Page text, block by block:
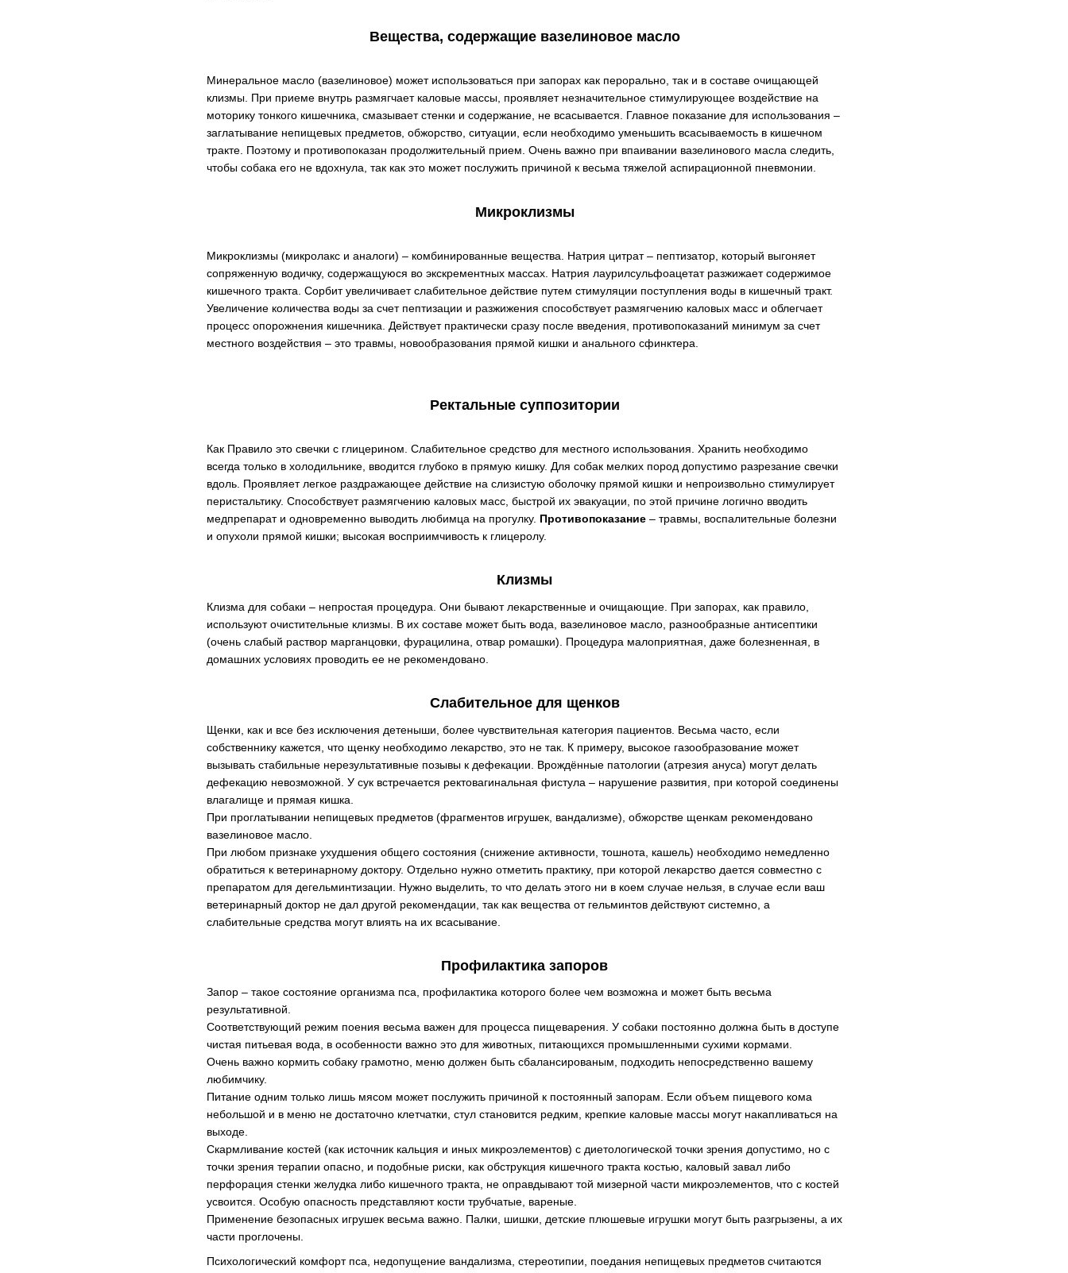
Вещества, содержащие вазелиновое масло
Минеральное масло (вазелиновое) может использоваться при запорах как перорально, так и в составе очищающей
клизмы. При приеме внутрь размягчает каловые массы, проявляет незначительное стимулирующее воздействие на
моторику тонкого кишечника, смазывает стенки и содержание, не всасывается. Главное показание для использования –
заглатывание непищевых предметов, обжорство, ситуации, если необходимо уменьшить всасываемость в кишечном
тракте. Поэтому и противопоказан продолжительный прием. Очень важно при впаивании вазелинового масла следить,
чтобы собака его не вдохнула, так как это может послужить причиной к весьма тяжелой аспирационной пневмонии.
Микроклизмы
Микроклизмы (микролакс и аналоги) – комбинированные вещества. Натрия цитрат – пептизатор, который выгоняет
сопряженную водичку, содержащуюся во экскрементных массах. Натрия лаурилсульфоацетат разжижает содержимое
кишечного тракта. Сорбит увеличивает слабительное действие путем стимуляции поступления воды в кишечный тракт.
Увеличение количества воды за счет пептизации и разжижения способствует размягчению каловых масс и облегчает
процесс опорожнения кишечника. Действует практически сразу после введения, противопоказаний минимум за счет
местного воздействия – это травмы, новообразования прямой кишки и анального сфинктера.
Ректальные суппозитории
Как Правило это свечки с глицерином. Слабительное средство для местного использования. Хранить необходимо
всегда только в холодильнике, вводится глубоко в прямую кишку. Для собак мелких пород допустимо разрезание свечки
вдоль. Проявляет легкое раздражающее действие на слизистую оболочку прямой кишки и непроизвольно стимулирует
перистальтику. Способствует размягчению каловых масс, быстрой их эвакуации, по этой причине логично вводить
медпрепарат и одновременно выводить любимца на прогулку. Противопоказание – травмы, воспалительные болезни
и опухоли прямой кишки; высокая восприимчивость к глицеролу.
Клизмы
Клизма для собаки – непростая процедура. Они бывают лекарственные и очищающие. При запорах, как правило,
используют очистительные клизмы. В их составе может быть вода, вазелиновое масло, разнообразные антисептики
(очень слабый раствор марганцовки, фурацилина, отвар ромашки). Процедура малоприятная, даже болезненная, в
домашних условиях проводить ее не рекомендовано.
Слабительное для щенков
Щенки, как и все без исключения детеныши, более чувствительная категория пациентов. Весьма часто, если
собственнику кажется, что щенку необходимо лекарство, это не так. К примеру, высокое газообразование может
вызывать стабильные нерезультативные позывы к дефекации. Врождённые патологии (атрезия ануса) могут делать
дефекацию невозможной. У сук встречается ректовагинальная фистула – нарушение развития, при которой соединены
влагалище и прямая кишка.
При проглатывании непищевых предметов (фрагментов игрушек, вандализме), обжорстве щенкам рекомендовано
вазелиновое масло.
При любом признаке ухудшения общего состояния (снижение активности, тошнота, кашель) необходимо немедленно
обратиться к ветеринарному доктору. Отдельно нужно отметить практику, при которой лекарство дается совместно с
препаратом для дегельминтизации. Нужно выделить, то что делать этого ни в коем случае нельзя, в случае если ваш
ветеринарный доктор не дал другой рекомендации, так как вещества от гельминтов действуют системно, а
слабительные средства могут влиять на их всасывание.
Профилактика запоров
Запор – такое состояние организма пса, профилактика которого более чем возможна и может быть весьма
результативной.
Соответствующий режим поения весьма важен для процесса пищеварения. У собаки постоянно должна быть в доступе
чистая питьевая вода, в особенности важно это для животных, питающихся промышленными сухими кормами.
Очень важно кормить собаку грамотно, меню должен быть сбалансированым, подходить непосредственно вашему
любимчику.
Питание одним только лишь мясом может послужить причиной к постоянный запорам. Если объем пищевого кома
небольшой и в меню не достаточно клетчатки, стул становится редким, крепкие каловые массы могут накапливаться на
выходе.
Скармливание костей (как источник кальция и иных микроэлементов) с диетологической точки зрения допустимо, но с
точки зрения терапии опасно, и подобные риски, как обструкция кишечного тракта костью, каловый завал либо
перфорация стенки желудка либо кишечного тракта, не оправдывают той мизерной части микроэлементов, что с костей
усвоится. Особую опасность представляют кости трубчатые, вареные.
Применение безопасных игрушек весьма важно. Палки, шишки, детские плюшевые игрушки могут быть разгрызены, а их
части проглочены.
Психологический комфорт пса, недопущение вандализма, стереотипии, поедания непищевых предметов считаются